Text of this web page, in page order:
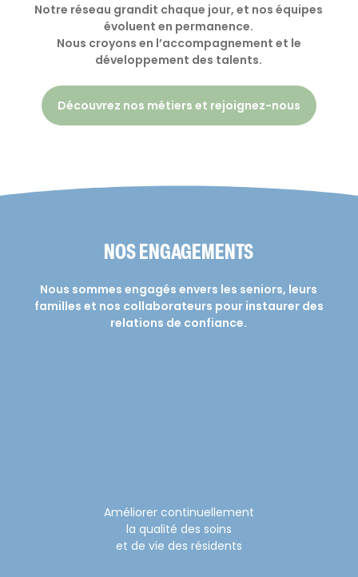
Notre réseau grandit chaque jour, et nos équipes
évoluent en permanence.
Nous croyons en l’accompagnement et le
développement des talents.
Découvrez nos métiers et rejoignez-nous
NOS ENGAGEMENTS
Nous sommes engagés envers les seniors, leurs
familles et nos collaborateurs pour instaurer des
relations de confiance.
Améliorer continuellement
la qualité des soins
et de vie des résidents